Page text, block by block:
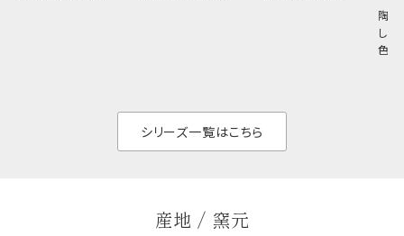
陶器
しい
色の
シリーズ一覧はこちら
産地 / 窯元